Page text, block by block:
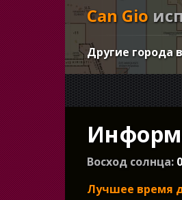
Can Gio
Другие города
Восход солнца:
Лучшее время